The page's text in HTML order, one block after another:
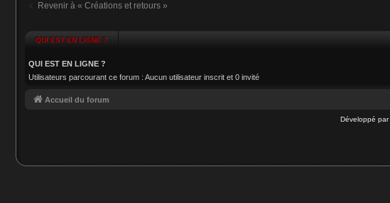
Revenir à « Créations et retours »
QUI EST EN LIGNE ?
QUI EST EN LIGNE ?
Utilisateurs parcourant ce forum : Aucun utilisateur inscrit et 0 invité
Accueil du forum
Développé par